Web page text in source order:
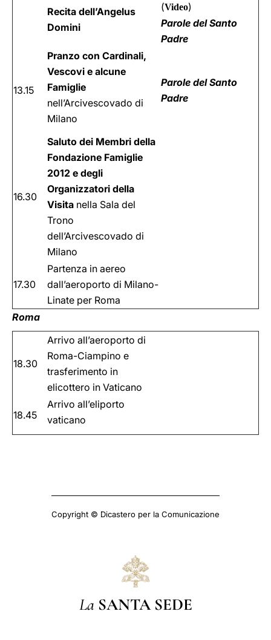
Recita dell’Angelus
Domini
(Video)
Parole del Santo
Padre
13.15
Pranzo con Cardinali,
Vescovi e alcune
Famiglie
nell’Arcivescovado di
Milano
Parole del Santo
Padre
16.30
Saluto dei Membri della
Fondazione Famiglie
2012 e degli
Organizzatori della
Visita nella Sala del
Trono
dell’Arcivescovado di
Milano
17.30
Partenza in aereo
dall’aeroporto di Milano-
Linate per Roma
Roma
18.30
Arrivo all’aeroporto di
Roma-Ciampino e
trasferimento in
elicottero in Vaticano
18.45
Arrivo all’eliporto
vaticano
Copyright © Dicastero per la Comunicazione
La SANTA SEDE